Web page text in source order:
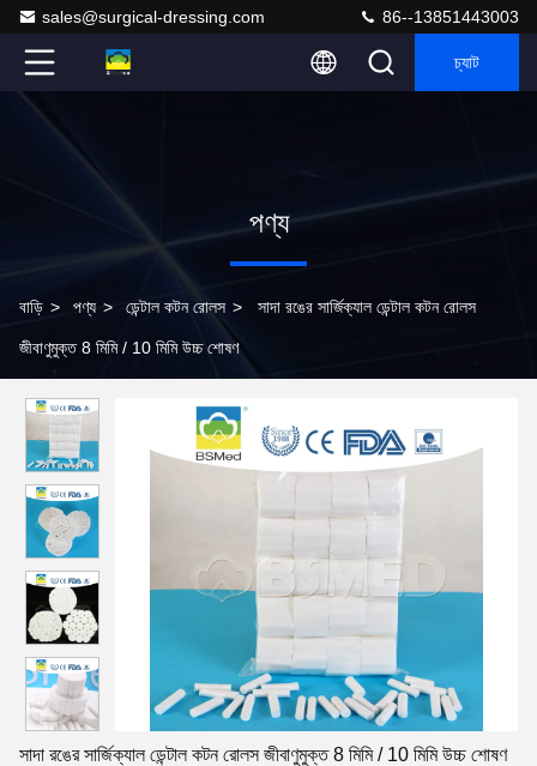
sales@surgical-dressing.com 86--13851443003
চ্যাট
পণ্য
বাড়ি > পণ্য > ডেন্টাল কটন রোলস > সাদা রঙের সার্জিক্যাল ডেন্টাল কটন রোলস
জীবাণুমুক্ত 8 মিমি / 10 মিমি উচ্চ শোষণ
সাদা রঙের সার্জিক্যাল ডেন্টাল কটন রোলস জীবাণুমুক্ত 8 মিমি / 10 মিমি উচ্চ শোষণ